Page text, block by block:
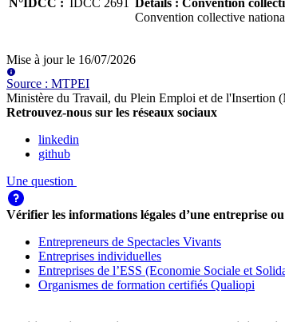
N°IDCC : IDCC 2691 Détails : Convention
Convention collective
Mise à jour le 16/07/2026
Source : MTPEI
Ministère du Travail, du Plein Emploi et de l'Insertion
Retrouvez-nous sur les réseaux sociaux
linkedin
github
Une question
Vérifier les informations légales d’une entreprise
Entrepreneurs de Spectacles Vivants
Entreprises individuelles
Entreprises de l’ESS (Economie Sociale et
Organismes de formation certifiés Qualiopi